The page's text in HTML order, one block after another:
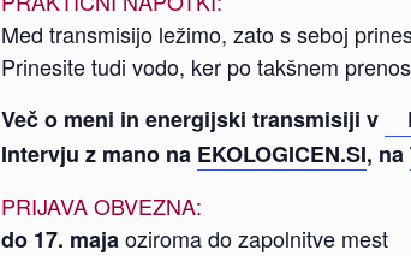
Med transmisijo ležimo, zato s seboj
Prinesite tudi vodo, ker po takšnem
Več o meni in energijski transmisiji v
Intervju z mano na EKOLOGICEN.SI, na
PRIJAVA OBVEZNA:
do 17. majaoziroma do zapolnitve mest